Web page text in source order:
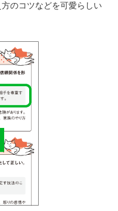
のコツなどを可愛らしい